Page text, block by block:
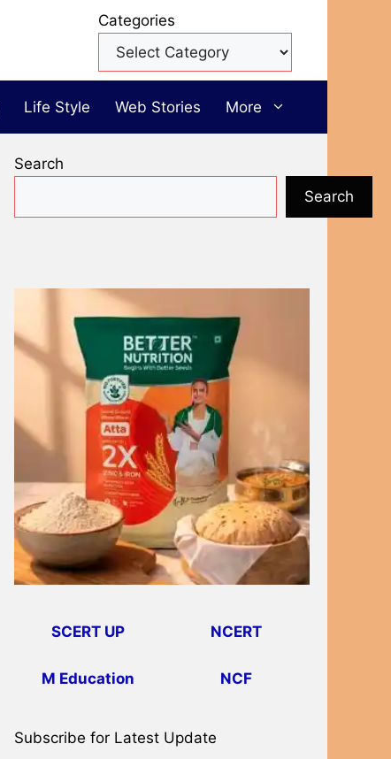
Categories
Life Style Web Stories More
Search
Search
SCERT UP
M Education
NCERT
NCF
Subscribe for Latest Update